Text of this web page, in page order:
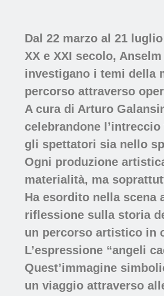
Dal 22 marzo al 21
XX e XXI secolo,
investigano i temi della
percorso attraverso
A cura di Arturo
celebrandone
gli spettatori sia nello
Ogni produzione
materialità, ma
Ha esordito nella scena
riflessione sulla storia
un percorso artistico in
L’espressione “angeli
Quest’immagine
un viaggio attraverso